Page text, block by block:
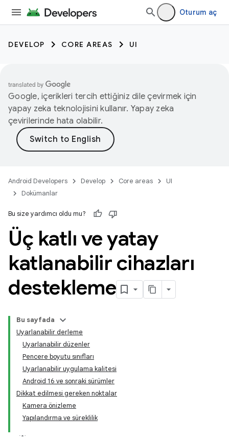
Oturum aç
DEVELOP CORE AREAS UI
Google, içerikleri tercih ettiğiniz dile çevirmek için
yapay zeka teknolojisini kullanır. Yapay zeka
çevirilerinde hata olabilir.
Android Developers Develop Core areas
UI
Dokümanlar
Bu size yardımcı oldu mu?
Üç katlı ve yatay
katlanabilir cihazları
destekleme
Bu sayfada
Uyarlanabilir derleme
Uyarlanabilir düzenler
Pencere boyutu sınıfları
Uyarlanabilir uygulama kalitesi
Android 16 ve sonraki sürümler
Dikkat edilmesi gereken noktalar
Kamera önizleme
Yapılandırma ve süreklilik